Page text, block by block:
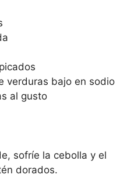
verduras bajo en sodio
al gusto
sofríe la cebolla y el
dorados.